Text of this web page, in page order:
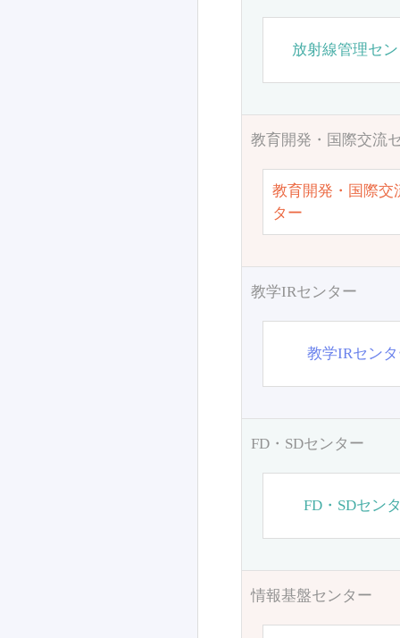
放射線管理セ
教育開発・国際交流
教育開発・国際交
ター
教学IRセンター
教学IRセン
FD・SDセンター
FD・SDセン
情報基盤センター